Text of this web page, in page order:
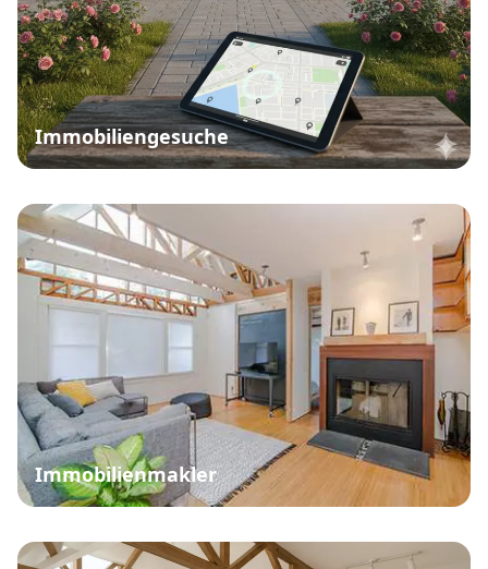
Immobiliengesuche
Immobilienmakler